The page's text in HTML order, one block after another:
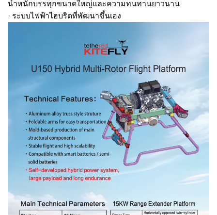
น้ำหนักบรรทุกขนาดใหญ่และความทนทานยาวนาน
· ระบบไฟฟ้าไฮบริดที่พัฒนาขึ้นเอง